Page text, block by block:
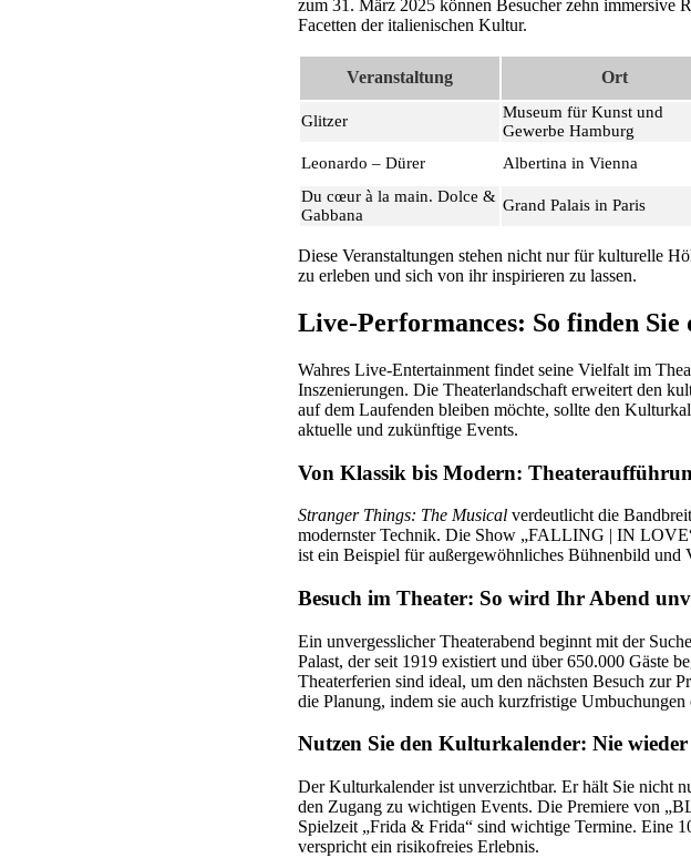
zum 31. März 2025 können Besucher zehn immersive
Facetten der italienischen Kultur.
Veranstaltung Ort
Glitzer
Museum für Kunst und
Gewerbe Hamburg
Leonardo – Dürer
Albertina in Vienna
Du cœur à la main. Dolce &
Gabbana
Grand Palais in Paris
Diese Veranstaltungen stehen nicht nur für kulturelle
zu erleben und sich von ihr inspirieren zu lassen.
Live-Performances: So finden
Wahres Live-Entertainment findet seine Vielfalt im
Inszenierungen. Die Theaterlandschaft erweitert den
auf dem Laufenden bleiben möchte, sollte den
aktuelle und zukünftige Events.
Von Klassik bis Modern:
Stranger Things: The Musical verdeutlicht die
modernster Technik. Die Show „FALLING | IN
ist ein Beispiel für außergewöhnliches Bühnenbild und
Besuch im Theater: So wird Ihr Abend
Ein unvergesslicher Theaterabend beginnt mit der
Palast, der seit 1919 existiert und über 650.000 Gäste
Theaterferien sind ideal, um den nächsten Besuch zur
die Planung, indem sie auch kurzfristige Umbuchungen
Nutzen Sie den Kulturkalender: Nie wieder
Der Kulturkalender ist unverzichtbar. Er hält Sie nicht
den Zugang zu wichtigen Events. Die Premiere von
Spielzeit „Frida & Frida“ sind wichtige Termine. Eine
verspricht ein risikofreies Erlebnis.